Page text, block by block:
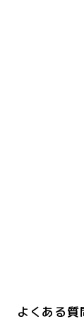
よくある質